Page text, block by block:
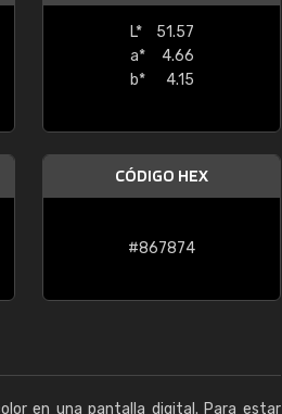
L*
51.57
a*
4.66
b*
4.15
CÓDIGO HEX
#867874
en una pantalla digital. Para estar
comprar lo que se busca"